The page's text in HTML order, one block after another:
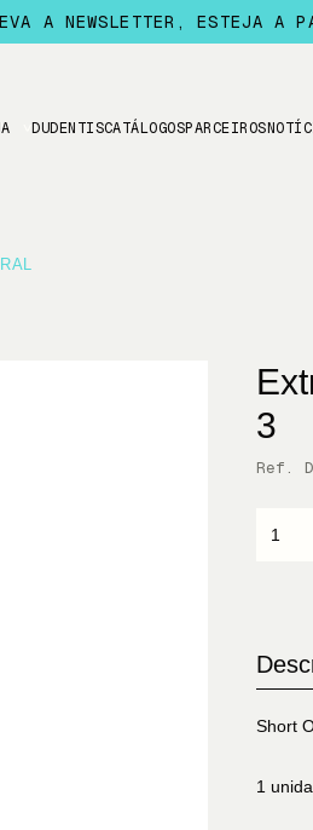
A NEWSLETTER, ESTEJA A
DUDENTISCATÁLOGOSPARCEIROS
3
Ref.
Short
1